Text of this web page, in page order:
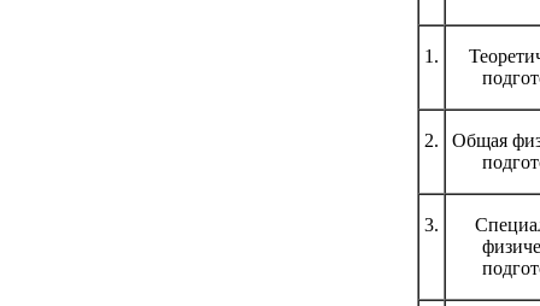
1.
2.
Общая
3.